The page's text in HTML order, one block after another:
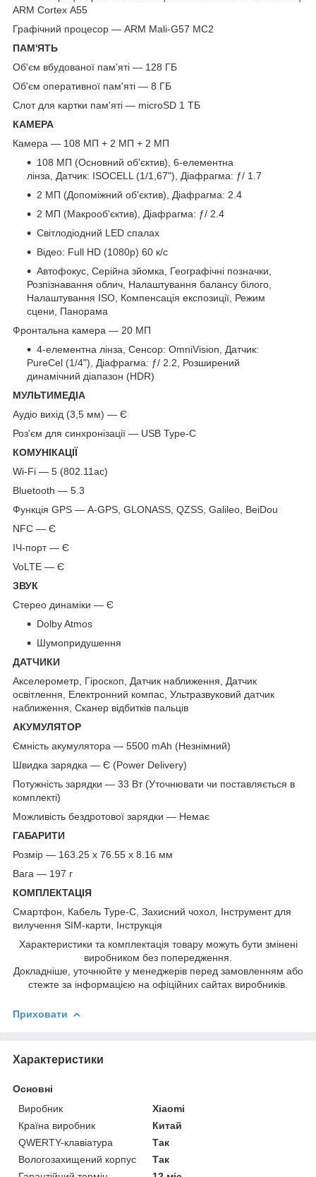
ARM Cortex A55
Графічний процесор — ARM Mali-G57 MC2
ПАМ'ЯТЬ
Об'єм вбудованої пам'яті — 128 ГБ
Об'єм оперативної пам'яті — 8 ГБ
Слот для картки пам'яті — microSD 1 ТБ
КАМЕРА
Камера — 108 МП + 2 МП + 2 МП
108 МП (Основний об'єктив), 6-елементна
лінза, Датчик: ISOCELL (1/1,67"), Діафрагма: ƒ/ 1.7
2 МП (Допоміжний об'єктив), Діафрагма: 2.4
2 МП (Макрооб'єктив), Діафрагма: ƒ/ 2.4
Світлодіодний LED спалах
Відео: Full HD (1080p) 60 к/с
Автофокус, Серійна зйомка, Географічні позначки,
Розпізнавання облич, Налаштування балансу білого,
Налаштування ISO, Компенсація експозиції, Режим
сцени, Панорама
Фронтальна камера — 20 МП
4-елементна лінза, Сенсор: OmniVision, Датчик:
PureCel (1/4"), Діафрагма: ƒ/ 2.2, Розширений
динамічний діапазон (HDR)
МУЛЬТИМЕДІА
Аудіо вихід (3,5 мм) — Є
Роз'єм для синхронізації — USB Type-C
КОМУНІКАЦІЇ
Wi-Fi — 5 (802.11ac)
Bluetooth — 5.3
Функція GPS — A-GPS, GLONASS, QZSS, Galileo, BeiDou
NFC — Є
ІЧ-порт — Є
VoLTE — Є
ЗВУК
Стерео динаміки — Є
Dolby Atmos
Шумопридушення
ДАТЧИКИ
Акселерометр, Гіроскоп, Датчик наближення, Датчик
освітлення, Електронний компас, Ультразвуковий датчик
наближення, Сканер відбитків пальців
АКУМУЛЯТОР
Ємність акумулятора — 5500 mAh (Незнімний)
Швидка зарядка — Є (Power Delivery)
Потужність зарядки — 33 Вт (Уточнювати чи поставляється в
комплекті)
Можливість бездротової зарядки — Немає
ГАБАРИТИ
Розмір — 163.25 x 76.55 x 8.16 мм
Вага — 197 г
КОМПЛЕКТАЦІЯ
Смартфон, Кабель Type-C, Захисний чохол, Інструмент для
вилучення SIM-карти, Інструкція
Характеристики та комплектація товару можуть бути змінені
виробником без попередження.
Докладніше, уточнюйте у менеджерів перед замовленням або
стежте за інформацією на офіційних сайтах виробників.
Приховати
Характеристики
Основні
Виробник
Xiaomi
Країна виробник
Китай
QWERTY-клавіатура
Так
Вологозахищений корпус
Так